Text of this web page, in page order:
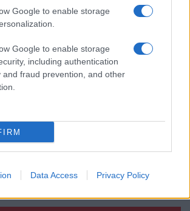
Google to enable storage
Google to enable storage
including authentication
and fraud prevention, and other
Data Access Privacy Policy
S23 széria számára: a One UI 9 lehet az
ajánlatai között!